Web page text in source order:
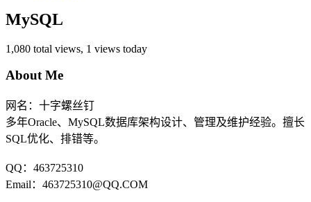
MySQL
1,080 total views, 1 views today
About Me
网名：十字螺丝钉
多年Oracle、MySQL数据库架构设计、管理及维护经验。擅长
SQL优化、排错等。
QQ：463725310
Email：463725310@QQ.COM